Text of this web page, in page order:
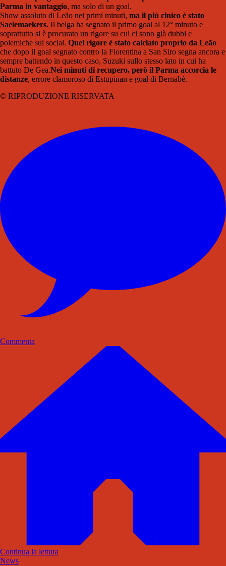
Parma in vantaggio, ma solo di un goal.
Show assoluto di Leão nei primi minuti, ma il più cinico è stato
Saelemaekers. Il belga ha segnato il primo goal al 12° minuto e
soprattutto si è procurato un rigore su cui ci sono già dubbi e
polemiche sui social. Quel rigore è stato calciato proprio da Leão
che dopo il goal segnato contro la Fiorentina a San Siro segna ancora e
sempre battendo in questo caso, Suzuki sullo stesso lato in cui ha
battuto De Gea.Nei minuti di recupero, però il Parma accorcia le
distanze, errore clamoroso di Estupinan e goal di Bernabè.
© RIPRODUZIONE RISERVATA
Commenta
Continua la lettura
News